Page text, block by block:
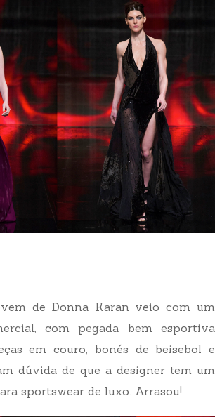
de Donna Karan veio com um
com pegada bem esportiva
em couro, bonés de beisebol e
dúvida de que a designer tem um
sportswear de luxo. Arrasou!